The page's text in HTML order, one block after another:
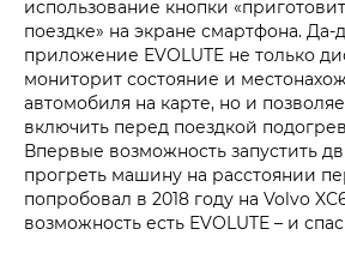
использование кнопки
поездке» на экране смартфона. Да-
приложение EVOLUTE не только
мониторит состояние и
автомобиля на карте, но и
включить перед поездкой
Впервые возможность запустить
прогреть машину на расстоянии
попробовал в 2018 году на Volvo
возможность есть EVOLUTE – и